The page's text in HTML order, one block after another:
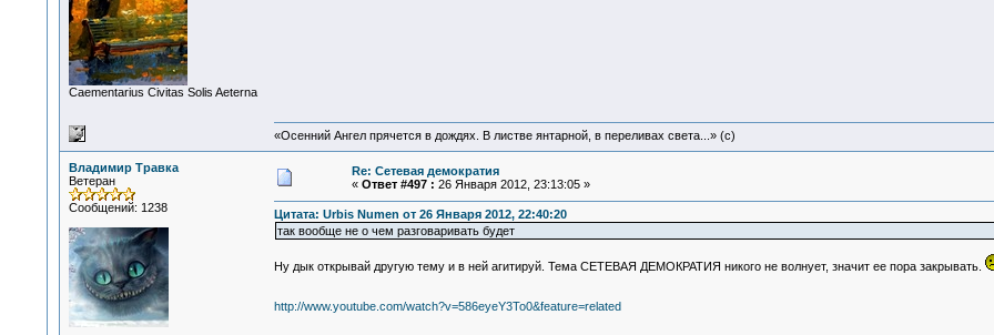
Сaementarius Civitas Solis Aeterna
«Осенний Ангел прячется в дождях. В листве янтарной, в переливах света...» (c)
Владимир Травка
Ветеран
Сообщений: 1238
Re: Сетевая демократия
« Ответ #497 : 26 Января 2012, 23:13:05 »
Цитата: Urbis Numen от 26 Января 2012, 22:40:20
так вообще не о чем разговаривать будет
Ну дык открывай другую тему и в ней агитируй. Тема СЕТЕВАЯ ДЕМОКРАТИЯ никого не волнует, значит ее пора закрывать.
http://www.youtube.com/watch?v=586eyeY3To0&feature=related